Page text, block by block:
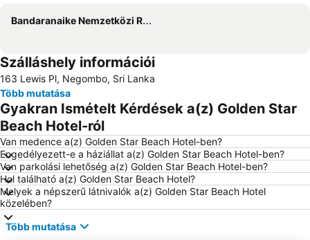
Bandaranaike Nemzetközi Repülőtér
Szálláshely információi
163 Lewis Pl, Negombo, Sri Lanka
Több mutatása
Gyakran Ismételt Kérdések a(z) Golden Star
Beach Hotel-ról
Van medence a(z) Golden Star Beach Hotel-ben?
Engedélyezett-e a háziállat a(z) Golden Star Beach Hotel-ben?
Van parkolási lehetőség a(z) Golden Star Beach Hotel-ben?
Hol található a(z) Golden Star Beach Hotel?
Melyek a népszerű látnivalók a(z) Golden Star Beach Hotel
közelében?
Több mutatása